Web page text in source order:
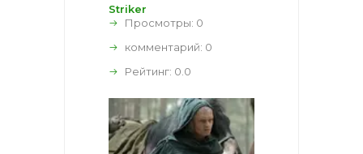
Striker
Просмотры: 0
комментарий: 0
Рейтинг: 0.0